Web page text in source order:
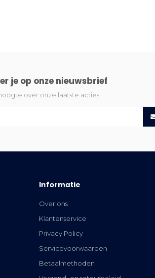
je op onze nieuwsbrief
over onze laatste acties
Informatie
Over ons
Klantenservice
Privacy Policy
Servicevoorwaarden
Betaalmethoden